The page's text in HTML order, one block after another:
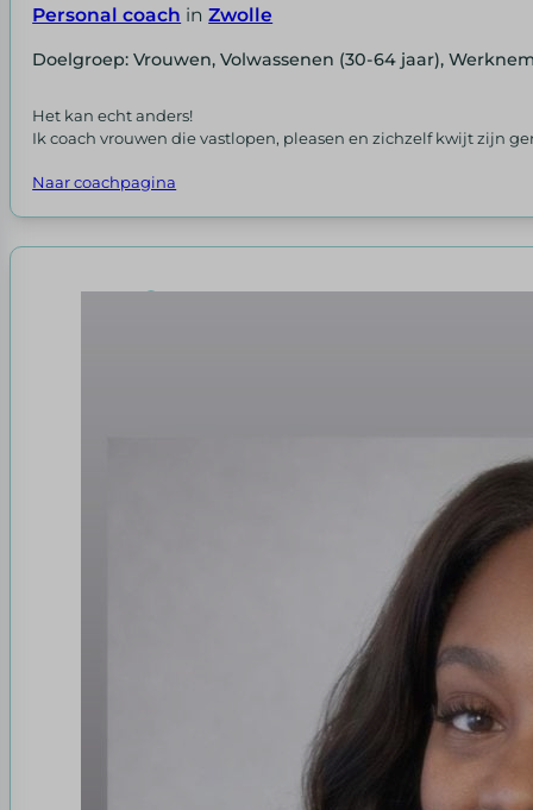
Personal coach inZwolle
Doelgroep: Vrouwen, Volwassenen (30-64 jaar),
Het kan echt anders!
Ik coach vrouwen die vastlopen, pleasen en zichzelf kwijt zijn
Naar coachpagina